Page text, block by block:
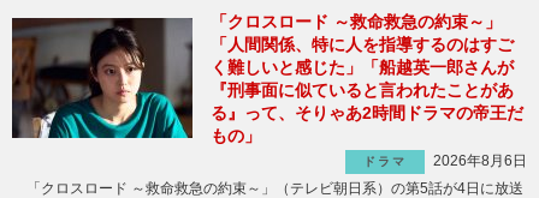
「クロスロード ～救命救急の約束～」
「人間関係、特に人を指導するのはすご
く難しいと感じた」「船越英一郎さんが
『刑事面に似ていると言われたことがあ
る』って、そりゃあ2時間ドラマの帝王だ
もの」
ドラマ
2026年8月6日
「クロスロード ～救命救急の約束～」（テレビ朝日系）の第5話が4日に放送